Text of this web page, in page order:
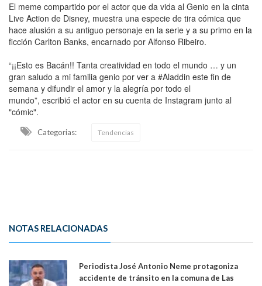
El meme compartido por el actor que da vida al Genio en la cinta
Live Action de Disney, muestra una especie de tira cómica que
hace alusión a su antiguo personaje en la serie y a su primo en la
ficción Carlton Banks, encarnado por Alfonso Ribeiro.
“¡¡Esto es Bacán!! Tanta creatividad en todo el mundo … y un
gran saludo a mi familia genio por ver a #Aladdin este fin de
semana y difundir el amor y la alegría por todo el
mundo”, escribió el actor en su cuenta de Instagram junto al
"cómic".
Categorias: Tendencias
NOTAS RELACIONADAS
Periodista José Antonio Neme protagoniza
accidente de tránsito en la comuna de Las